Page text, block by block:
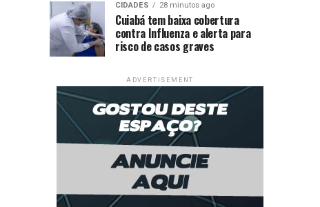
CIDADES 28 minutos ago
Cuiabá tem baixa cobertura
contra Influenza e alerta para
risco de casos graves
ADVERTISEMENT